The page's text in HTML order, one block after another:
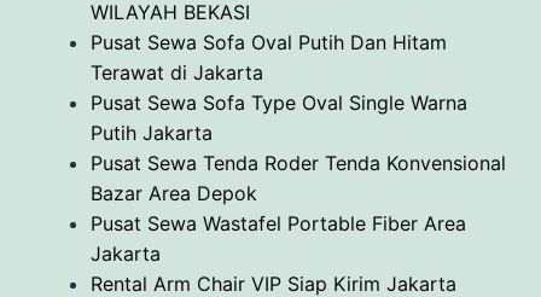
WILAYAH BEKASI
Pusat Sewa Sofa Oval Putih Dan Hitam
Terawat di Jakarta
Pusat Sewa Sofa Type Oval Single Warna
Putih Jakarta
Pusat Sewa Tenda Roder Tenda Konvensional
Bazar Area Depok
Pusat Sewa Wastafel Portable Fiber Area
Jakarta
Rental Arm Chair VIP Siap Kirim Jakarta